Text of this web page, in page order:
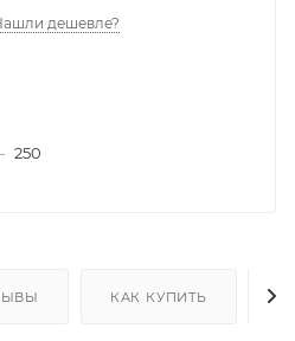
дешевле?
250
КАК КУПИТЬ